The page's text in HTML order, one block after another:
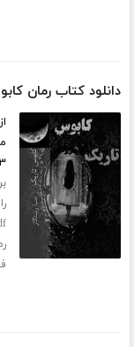
دانلود کتاب رمان